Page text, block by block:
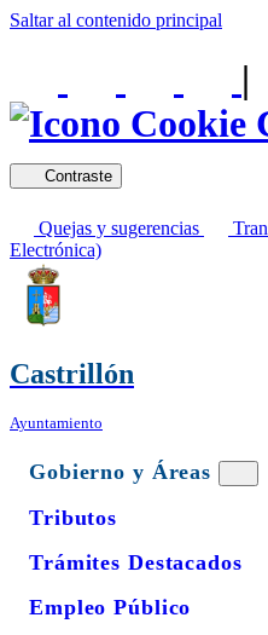
Saltar al contenido principal
|
Contraste
Quejas y sugerencias
Electrónica)
Castrillón
Ayuntamiento
Gobierno y Áreas
Tributos
Trámites Destacados
Empleo Público